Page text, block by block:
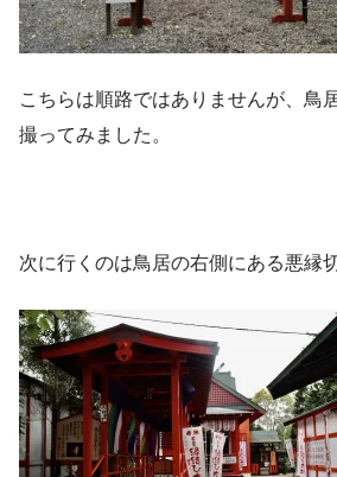
こちらは順路ではありませんが、鳥
撮ってみました。
次に行くのは鳥居の右側にある悪縁